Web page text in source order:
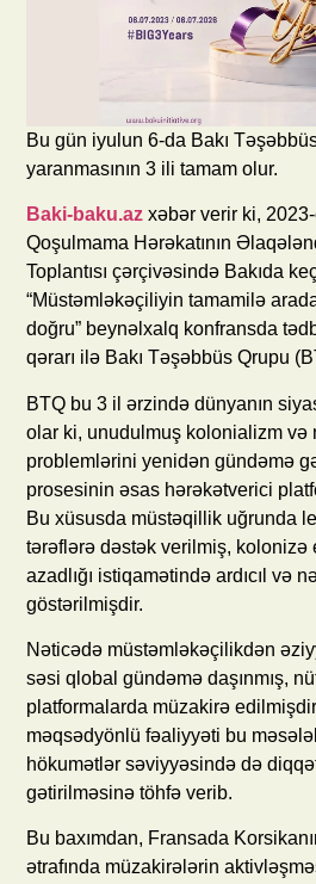
Bu gün iyulun 6-da Bakı
yaranmasının 3 ili tamam olur.
Baki-baku.az xəbər verir ki,
Qoşulmama Hərəkatının
Toplantısı çərçivəsində Bakıda
“Müstəmləkəçiliyin tamamilə
doğru” beynəlxalq konfransda
qərarı ilə Bakı Təşəbbüs Qrupu
BTQ bu 3 il ərzində dünyanın
olar ki, unudulmuş kolonializm və
problemlərini yenidən gündəmə
prosesinin əsas hərəkətverici
Bu xüsusda müstəqillik uğrunda
tərəflərə dəstək verilmiş, kolonizə
azadlığı istiqamətində ardıcıl və
göstərilmişdir.
Nəticədə müstəmləkəçilikdən
səsi qlobal gündəmə daşınmış,
platformalarda müzakirə
məqsədyönlü fəaliyyəti bu
hökumətlər səviyyəsində də
gətirilməsinə töhfə verib.
Bu baxımdan, Fransada
ətrafında müzakirələrin